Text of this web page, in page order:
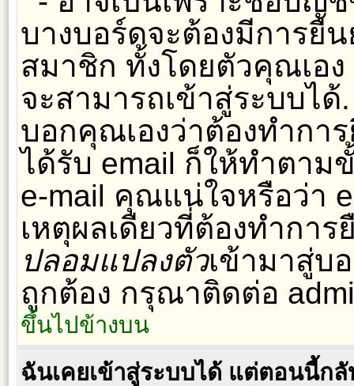
บางบอร์ดจะต้องมีการยื
สมาชิก ทั้งโดยตัวคุณเอ
จะสามารถเข้าสู่ระบบไ
บอกคุณเองว่าต้องทำก
ได้รับ email ก็ให้ทำตา
e-mail คุณแน่ใจหรือว่า
เหตุผลเดียวที่ต้องทำกา
ปลอมแปลงตัวเข้ามาสู่บ
ถูกต้อง กรุณาติดต่อ
ขึ้นไปข้างบน
ฉันเคยเข้าสู่ระบบได้ แต่ตอนนี้กลั